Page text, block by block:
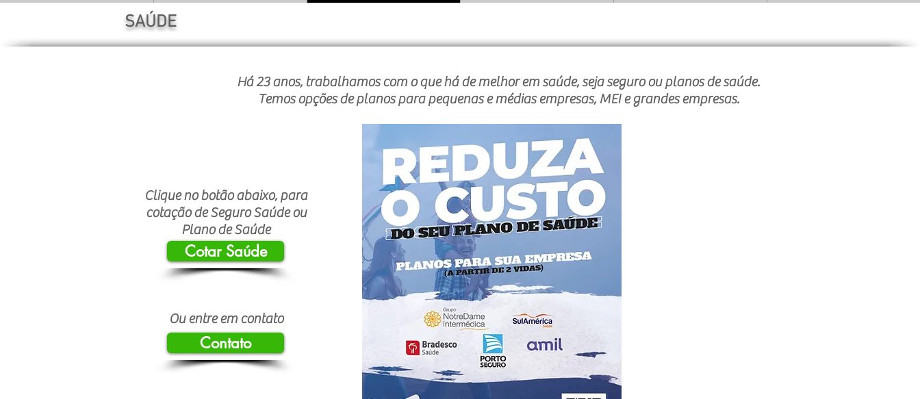
SAÚDE
Há 23 anos, trabalhamos com o que há de melhor em saúde, seja seguro ou planos de saúde.
Temos opções de planos para pequenas e médias empresas, MEI e grandes empresas.
Clique no botão abaixo, para
cotação de Seguro Saúde ou
Plano de Saúde
Cotar Saúde
Ou entre em contato
Contato